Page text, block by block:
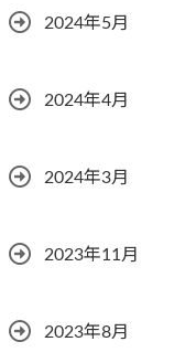
2024年5月
2024年4月
2024年3月
2023年11月
2023年8月